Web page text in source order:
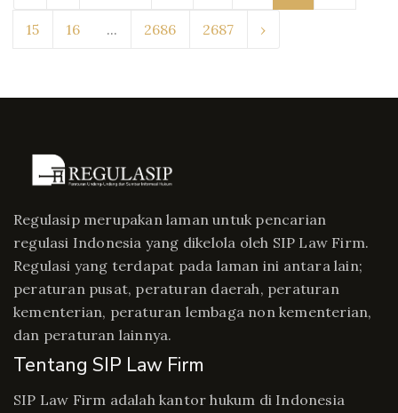
15 16 ... 2686 2687 ›
Regulasip merupakan laman untuk pencarian
regulasi Indonesia yang dikelola oleh SIP Law Firm.
Regulasi yang terdapat pada laman ini antara lain;
peraturan pusat, peraturan daerah, peraturan
kementerian, peraturan lembaga non kementerian,
dan peraturan lainnya.
Tentang SIP Law Firm
SIP Law Firm adalah kantor hukum di Indonesia